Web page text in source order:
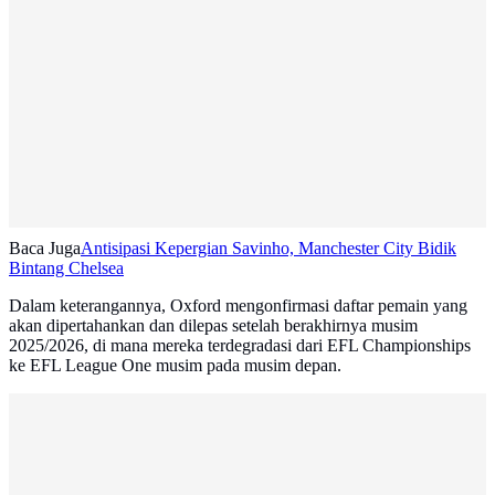
Baca JugaAntisipasi Kepergian Savinho, Manchester City Bidik
Bintang Chelsea
Dalam keterangannya, Oxford mengonfirmasi daftar pemain yang
akan dipertahankan dan dilepas setelah berakhirnya musim
2025/2026, di mana mereka terdegradasi dari EFL Championships
ke EFL League One musim pada musim depan.